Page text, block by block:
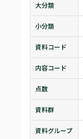
大分類
小分類
資料コード
内容コード
点数
資料群
資料グループ